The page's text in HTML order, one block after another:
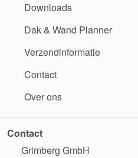
Downloads
Dak & Wand Planner
Verzendinformatie
Contact
Over ons
Contact
Grimberg GmbH